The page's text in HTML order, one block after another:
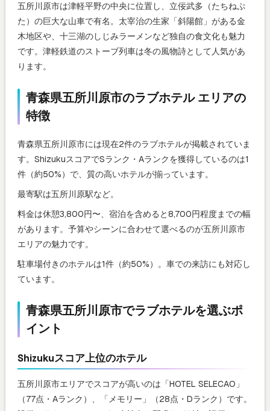
五所川原市は津軽平野の中央に位置し、立佞武多（たちねぷ
た）の巨大な山車で有名。太宰治の生家「斜陽館」がある金
木地区や、十三湖のしじみラーメンなど独自の食文化も魅力
です。津軽鉄道のストーブ列車は冬の風物詩として人気があ
ります。
青森県五所川原市のラブホテル エリアの
特徴
青森県五所川原市には現在2件のラブホテルが掲載されていま
す。ShizukuスコアでSランク・Aランクを獲得しているのは1
件（約50%）で、質の高いホテルが揃っています。
最寄駅は五所川原駅など。
料金は休憩3,800円〜、宿泊を含めると8,700円程度までの幅
があります。予算やシーンに合わせて選べるのが五所川原市
エリアの魅力です。
駐車場付きのホテルは1件（約50%）。車での来訪にも対応し
ています。
青森県五所川原市でラブホテルを選ぶポ
イント
Shizukuスコア上位のホテル
五所川原市エリアでスコアが高いのは「HOTEL SELECAO」
（77点・Aランク）、「メモリー」（28点・Dランク）です。